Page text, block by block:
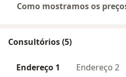
Como mostramos os
Consultórios (5)
Endereço 1 Endereço 2